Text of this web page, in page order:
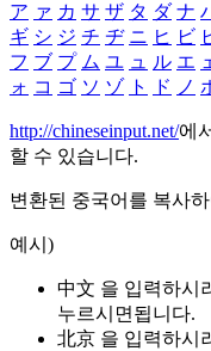
ア ァ カ サ ザ タ ダ ナ
ギ シ ジ チ ヂ ニ ヒ ビ
フ ブ プ ム ユ ュ ル エ
ォ コ ゴ ソ ゾ ト ド ノ
http://chineseinput.net/에
할 수 있습니다.
변환된 중국어를 복사
예시)
中文 을 입력하시
누르시면됩니다.
北京 을 입력하시